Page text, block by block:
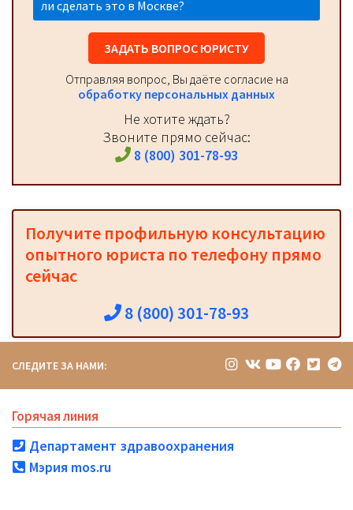
ли сделать это в Москве?
ЗАДАТЬ ВОПРОС ЮРИСТУ
Отправляя вопрос, Вы даёте согласие на
обработку персональных данных
Не хотите ждать?
Звоните прямо сейчас:
8 (800) 301-78-93
Получите профильную консультацию
опытного юриста по телефону прямо
сейчас
8 (800) 301-78-93
СЛЕДИТЕ ЗА НАМИ:
Горячая линия
Департамент здравоохранения
Мэрия mos.ru